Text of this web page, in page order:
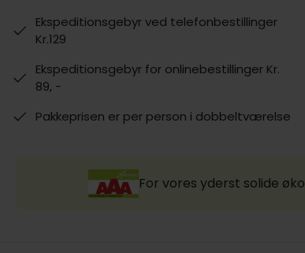
Ekspeditionsgebyr ved telefonbestillinger
Kr.129
Ekspeditionsgebyr for onlinebestillinger Kr.
89, -
Pakkeprisen er per person i dobbeltværelse
For vores yderst solide